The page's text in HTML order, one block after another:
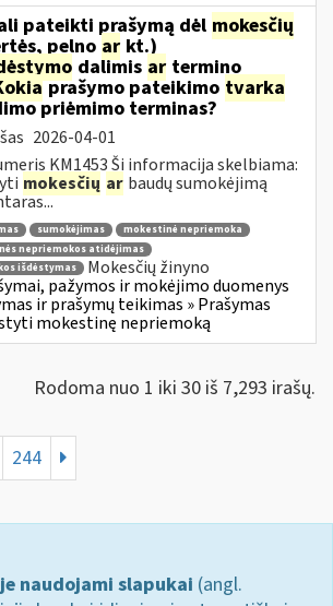
pateikti prašymą dėl mokesčių
pelno ar kt.)
dalimis ar termino
prašymo pateikimo tvarka
priėmimo terminas?
2026-04-01
KM1453 Ši informacija skelbiama:
mokesčių ar baudų sumokėjimą
sumokėjimas
mokestinė nepriemoka
nepriemokos atidėjimas
išdėstymas
Mokesčių žinyno
pažymos ir mokėjimo duomenys
ir prašymų teikimas » Prašymas
mokestinę nepriemoką
Rodoma nuo 1 iki 30 iš 7,293 irašų.
244
naudojami slapukai (angl.